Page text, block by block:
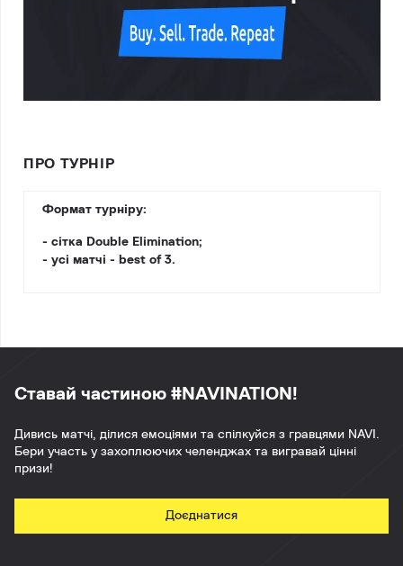
ПРО ТУРНІР
Формат турніру:
- сітка Double Elimination;
- усі матчі - best of 3.
Ставай частиною #NAVINATION!
Дивись матчі, ділися емоціями та спілкуйся з гравцями NAVI.
Бери участь у захоплюючих челенджах та вигравай цінні
призи!
Доєднатися